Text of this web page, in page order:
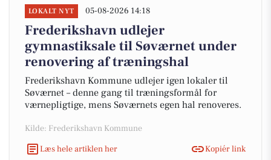
LOKALT NYT 05-08-2026 14:18
Frederikshavn udlejer
gymnastiksale til Søværnet under
renovering af træningshal
Frederikshavn Kommune udlejer igen lokaler til
Søværnet – denne gang til træningsformål for
værnepligtige, mens Søværnets egen hal renoveres.
Kilde: Frederikshavn Kommune
Læs hele artiklen her
Kopiér link